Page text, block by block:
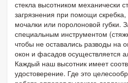
стекла высотником механически
загрязнения при помощи
мочалки или поролоновой губки.
специальным инструментом
чтобы не оставались разводы на
окон и фасадов осуществляется
Каждый наш высотник имеет
удостоверение. Где это